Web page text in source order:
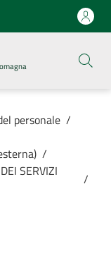
personale /
/
SERVIZI
/